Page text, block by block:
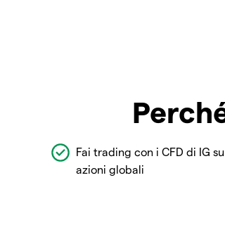
Fai trading con i CFD di IG
azioni globali